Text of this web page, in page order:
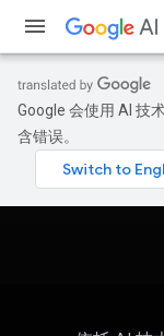
Google 会使用 AI 技
含错误。